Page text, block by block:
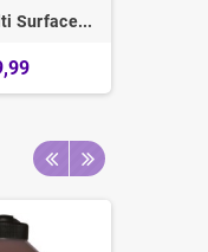
Surface...